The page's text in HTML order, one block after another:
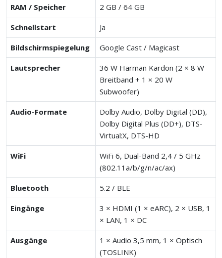
RAM / Speicher 2 GB / 64 GB
Schnellstart Ja
Bildschirmspiegelung Google Cast / Magicast
Lautsprecher
36 W Harman Kardon (2 × 8 W
Breitband + 1 × 20 W
Subwoofer)
Audio-Formate
Dolby Audio, Dolby Digital (DD),
Dolby Digital Plus (DD+), DTS-
Virtual:X, DTS-HD
WiFi
WiFi 6, Dual-Band 2,4 / 5 GHz
(802.11a/b/g/n/ac/ax)
Bluetooth 5.2 / BLE
Eingänge
3 × HDMI (1 × eARC), 2 × USB, 1
× LAN, 1 × DC
Ausgänge
1 × Audio 3,5 mm, 1 × Optisch
(TOSLINK)